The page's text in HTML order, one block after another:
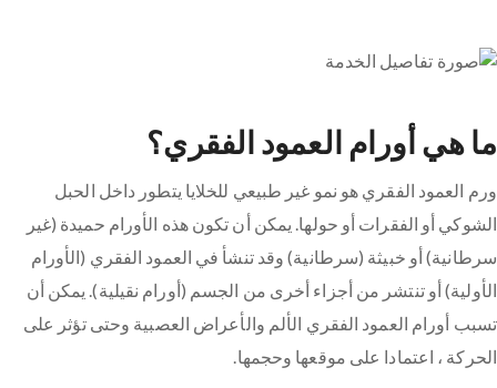
ما هي أورام العمود الفقري؟
ورم العمود الفقري هو نمو غير طبيعي للخلايا يتطور داخل الحبل
الشوكي أو الفقرات أو حولها. يمكن أن تكون هذه الأورام حميدة (غير
سرطانية) أو خبيثة (سرطانية) وقد تنشأ في العمود الفقري (الأورام
الأولية) أو تنتشر من أجزاء أخرى من الجسم (أورام نقيلية). يمكن أن
تسبب أورام العمود الفقري الألم والأعراض العصبية وحتى تؤثر على
الحركة ، اعتمادا على موقعها وحجمها.